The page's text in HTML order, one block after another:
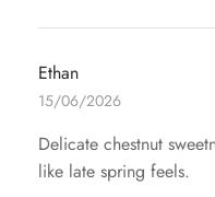
Ethan
15/06/2026
Delicate chestnut
like late spring feels.